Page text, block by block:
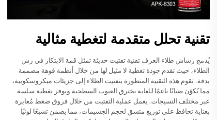
تقنية تحلل متقدمة لتغطية مثالية
يُدمج رشاش طلاء الغرف تقنية تفتيت حديثة تمثل قمة الابتكار في رش
الطلاء، حيث تقدم جودة تغطية لا مثيل لها من خلال أنظمة فوهة مصممة
بدقة. تقوم هذه التقنية المتطورة بتفتيت الطلاء إلى جزيئات ميكروسكوبية،
مما يُكوّن ضبابًا ناعمًا للغاية يخترق العيوب السطحية ويوفر تغطية سلسة
عبر مختلف النسيجات. يعمل عملية التفتيت من خلال فروق ضغط مُعايرة
بعناية تحافظ على توزيع متسق لحجم الجسيمات، مما يضمن تشبعًا لونيًا